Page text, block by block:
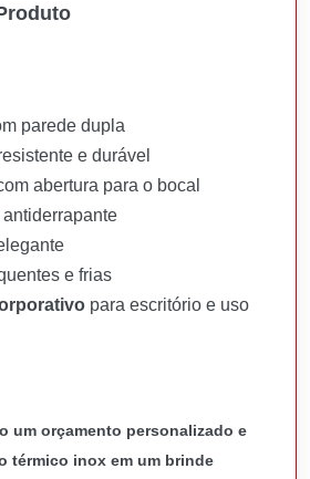
parede dupla
e durável
abertura para o bocal
e frias
para escritório e uso
um orçamento personalizado e
térmico inox em um brinde